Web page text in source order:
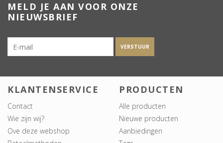
MELD JE AAN VOOR ONZE
NIEUWSBRIEF
VERSTUUR
KLANTENSERVICE
Contact
Wie zijn wij?
Ove deze webshop
PRODUCTEN
Alle producten
Nieuwe producten
Aanbiedingen